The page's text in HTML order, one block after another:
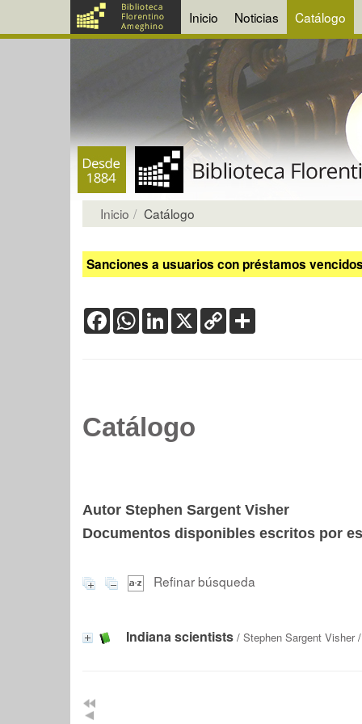
Inicio Noticias Catálogo
Inicio Catálogo
Sanciones a usuarios con préstamos
FacebookWhatsApp
LinkedIn
X Copy
Link
Catálogo
Autor Stephen Sargent Visher
Documentos disponibles escritos por
Refinar búsqueda
Indiana scientists / Stephen Sargent Visher/